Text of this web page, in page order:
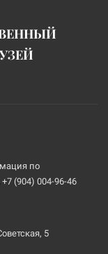
по
(904) 004-96-46
5